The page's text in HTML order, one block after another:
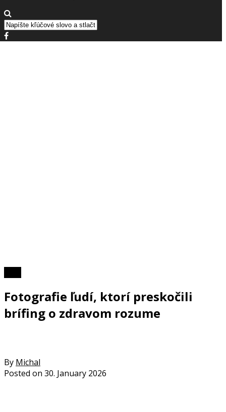
Fotografie ľudí, ktorí preskočili
brífing o zdravom rozume
By Michal
Posted on 30. January 2026